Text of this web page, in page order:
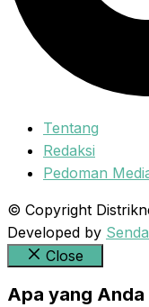
Tentang
Redaksi
Pedoman
© Copyright
Developed by
Close
Apa yang Anda